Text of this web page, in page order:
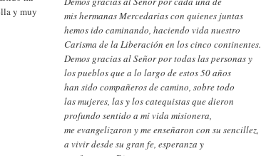
y muy
mis hermanas Mercedarias con quienes juntas
hemos ido caminando, haciendo vida nuestro
Carisma de la Liberación en los cinco continentes.
Demos gracias al Señor por todas las personas y
los pueblos que a lo largo de estos 50 años
han sido compañeros de camino, sobre todo
las mujeres, las y los catequistas que dieron
profundo sentido a mi vida misionera,
me evangelizaron y me enseñaron con su sencillez,
a vivir desde su gran fe, esperanza y